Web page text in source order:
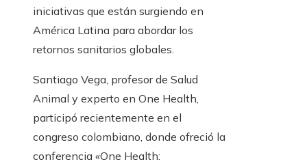
iniciativas que están surgiendo en
América Latina para abordar los
retornos sanitarios globales.
Santiago Vega, profesor de Salud
Animal y experto en One Health,
participó recientemente en el
congreso colombiano, donde ofreció la
conferencia «One Health: